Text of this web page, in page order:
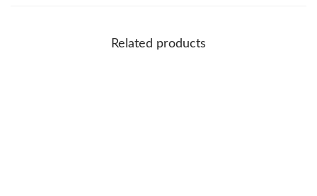
Related products